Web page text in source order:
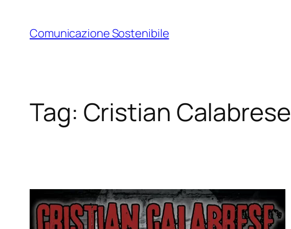
contenuto
Comunicazione Sostenibile
Tag: Cristian Calabrese